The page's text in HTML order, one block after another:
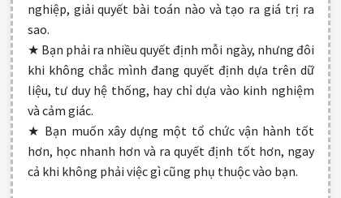
nghiệp, giải quyết bài toán nào và tạo ra giá trị ra
sao.
★ Bạn phải ra nhiều quyết định mỗi ngày, nhưng đôi
khi không chắc mình đang quyết định dựa trên dữ
liệu, tư duy hệ thống, hay chỉ dựa vào kinh nghiệm
và cảm giác.
★ Bạn muốn xây dựng một tổ chức vận hành tốt
hơn, học nhanh hơn và ra quyết định tốt hơn, ngay
cả khi không phải việc gì cũng phụ thuộc vào bạn.